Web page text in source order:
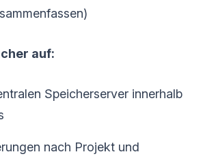
auf:
Speicherserver innerhalb
nach Projekt und